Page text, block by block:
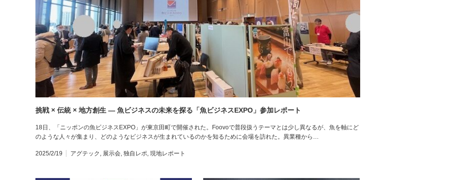
挑戦 × 伝統 × 地方創生 — 魚ビジネスの未来を探る「魚ビジネスEXPO」参加レポート
18日、「ニッポンの魚ビジネスEXPO」が東京田町で開催された。Foovoで普段扱うテーマとは少し異なるが、魚を軸にど
のような人々が集まり、どのようなビジネスが生まれているのかを知るために会場を訪れた。異業種から…
2025/2/19 アグテック , 展示会, 独自レポ, 現地レポート